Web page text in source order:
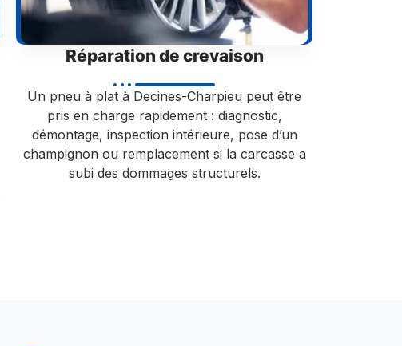
Réparation de crevaison
Un pneu à plat à Decines-Charpieu peut être
pris en charge rapidement : diagnostic,
démontage, inspection intérieure, pose d’un
champignon ou remplacement si la carcasse a
subi des dommages structurels.